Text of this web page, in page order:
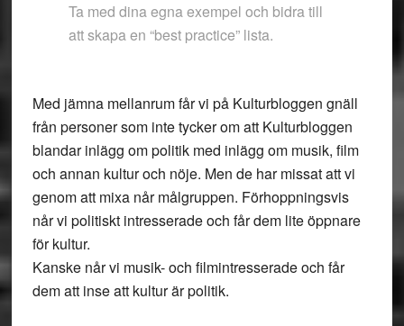
Ta med dina egna exempel och bidra till
att skapa en “best practice” lista.
Med jämna mellanrum får vi på Kulturbloggen gnäll
från personer som inte tycker om att Kulturbloggen
blandar inlägg om politik med inlägg om musik, film
och annan kultur och nöje. Men de har missat att vi
genom att mixa når målgruppen. Förhoppningsvis
når vi politiskt intresserade och får dem lite öppnare
för kultur.
Kanske når vi musik- och filmintresserade och får
dem att inse att kultur är politik.